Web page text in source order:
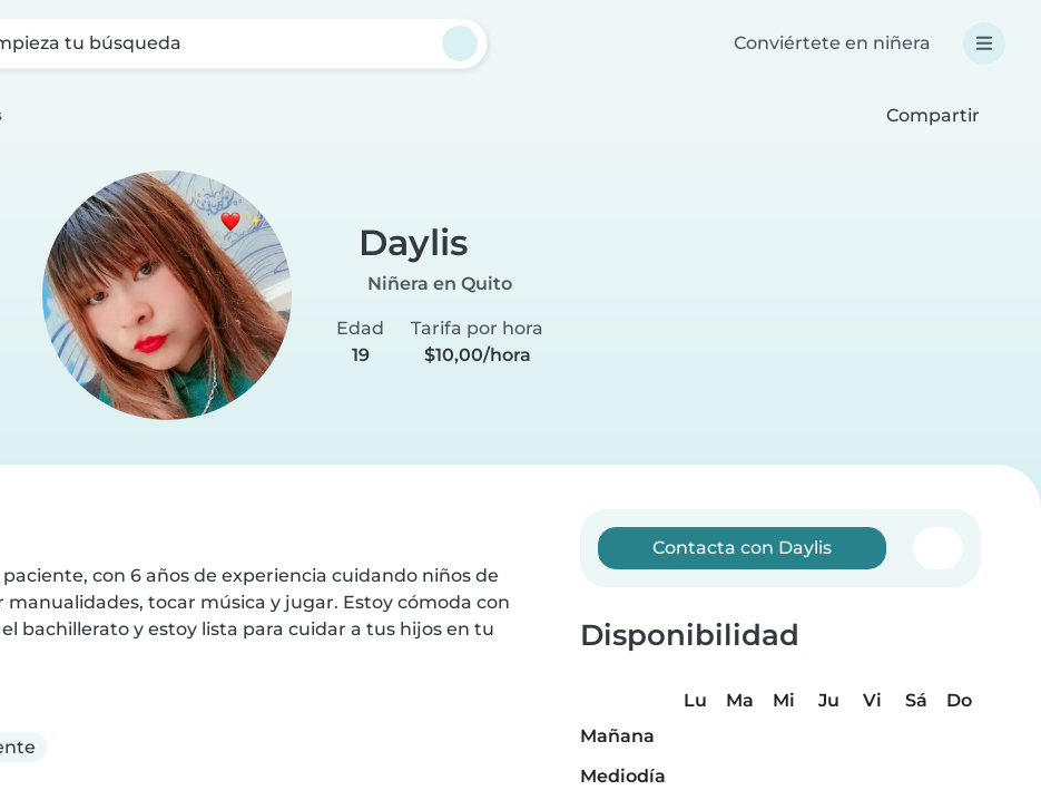
tu búsqueda Conviértete en niñera
Compartir
Daylis
Niñera en Quito
Edad
19
Tarifa por hora
$10,00/hora
con 6 años de experiencia cuidando niños de
tocar música y jugar. Estoy cómoda con
bachillerato y estoy lista para cuidar a tus hijos en tu
Contacta con Daylis
Disponibilidad
Lu Ma Mi Ju Vi Sá
Do
Mañana
Mediodía